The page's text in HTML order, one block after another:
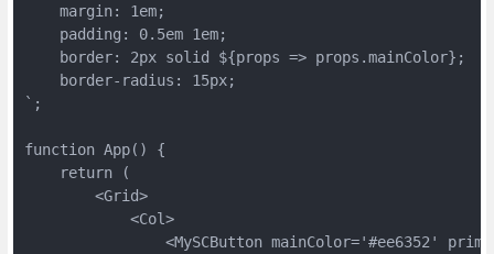
    margin: 1em;
    padding: 0.5em 1em;
    border: 2px solid ${props => props.mainColor};
    border-radius: 15px;
`;
function App() {
    return (
        <Grid>
            <Col>
<MySCButton mainColor='#ee6352'